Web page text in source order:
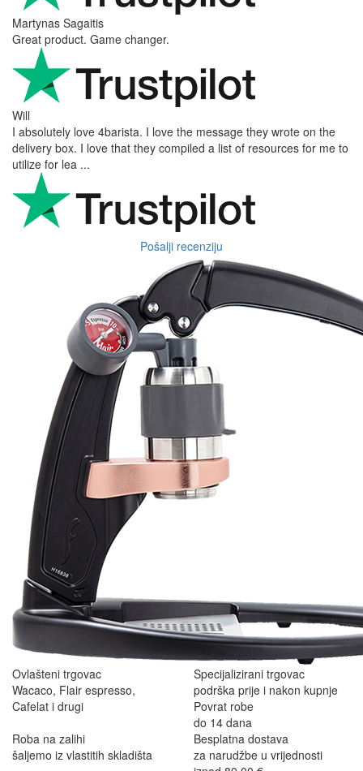
Martynas Sagaitis
Great product. Game changer.
Will
I absolutely love 4barista. I love the message they wrote on the
delivery box. I love that they compiled a list of resources for me to
utilize for lea ...
Pošalji recenziju
Ovlašteni trgovac
Wacaco, Flair espresso,
Cafelat i drugi
Specijalizirani trgovac
podrška prije i nakon kupnje
Povrat robe
do 14 dana
Roba na zalihi
šaljemo iz vlastitih skladišta
Besplatna dostava
za narudžbe u vrijednosti